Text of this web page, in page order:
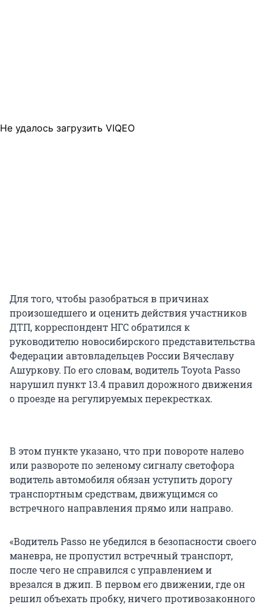
Не удалось загрузить VIQEO
Для того, чтобы разобраться в причинах
произошедшего и оценить действия участников
ДТП, корреспондент НГС обратился к
руководителю новосибирского представительства
Федерации автовладельцев России Вячеславу
Ашуркову. По его словам, водитель Toyota Passo
нарушил пункт 13.4 правил дорожного движения
о проезде на регулируемых перекрестках.
В этом пункте указано, что при повороте налево
или развороте по зеленому сигналу светофора
водитель автомобиля обязан уступить дорогу
транспортным средствам, движущимся со
встречного направления прямо или направо.
«Водитель Passo не убедился в безопасности своего
маневра, не пропустил встречный транспорт,
после чего не справился с управлением и
врезался в джип. В первом его движении, где он
решил объехать пробку, ничего противозаконного